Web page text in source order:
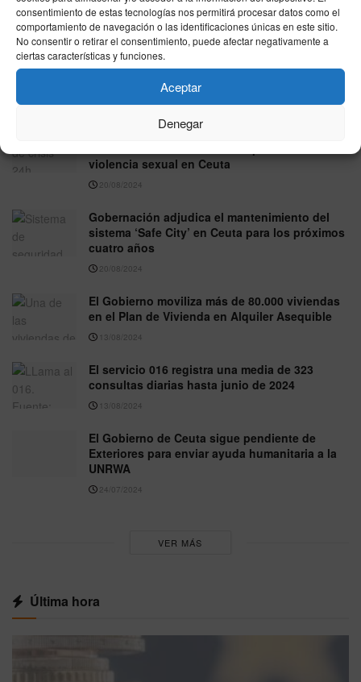
consentimiento de estas tecnologías nos permitirá procesar datos como el
comportamiento de navegación o las identificaciones únicas en este sitio.
No consentir o retirar el consentimiento, puede afectar negativamente a
ciertas características y funciones.
Aceptar
Denegar
18/10/2024
Ceuta Ya! organiza una jornada dedicada a la
causa Palestina con la directora de UNRWA
El MDyC critica el retraso en la construcción
violencia sexual en Ceuta
20/08/2024
Gobernación adjudica el mantenimiento del
sistema ‘Safe City’ en Ceuta para los próximos
cuatro años
20/08/2024
El Gobierno moviliza más de 80.000 viviendas
en el Plan de Vivienda en Alquiler Asequible
13/08/2024
El servicio 016 registra una media de 323
consultas diarias hasta junio de 2024
13/08/2024
El Gobierno de Ceuta sigue pendiente de
Exteriores para enviar ayuda humanitaria a la
UNRWA
24/07/2024
VER MÁS
Última hora